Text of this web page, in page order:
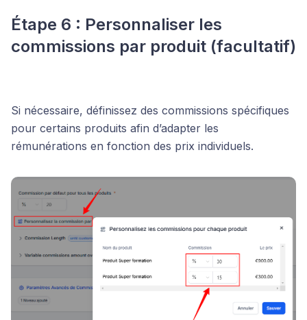
Étape 6 : Personnaliser les
commissions par produit (facultatif)
Si nécessaire, définissez des commissions spécifiques
pour certains produits afin d’adapter les
rémunérations en fonction des prix individuels.